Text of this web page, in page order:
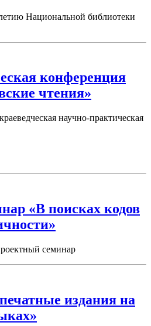
Национальной библиотеки
конференция
чтения»
научно-практическая
«В поисках кодов
семинар
издания на